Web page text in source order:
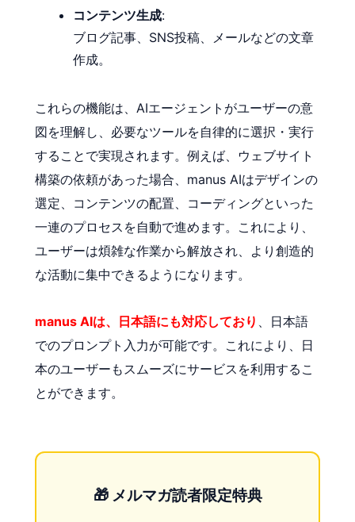
コンテンツ生成:
ブログ記事、SNS投稿、メールなどの文章
作成。
これらの機能は、AIエージェントがユーザーの意
図を理解し、必要なツールを自律的に選択・実行
することで実現されます。例えば、ウェブサイト
構築の依頼があった場合、manus AIはデザインの
選定、コンテンツの配置、コーディングといった
一連のプロセスを自動で進めます。これにより、
ユーザーは煩雑な作業から解放され、より創造的
な活動に集中できるようになります。
manus AIは、日本語にも対応しており 、日本語
でのプロンプト入力が可能です。これにより、日
本のユーザーもスムーズにサービスを利用するこ
とができます。
🎁 メルマガ読者限定特典